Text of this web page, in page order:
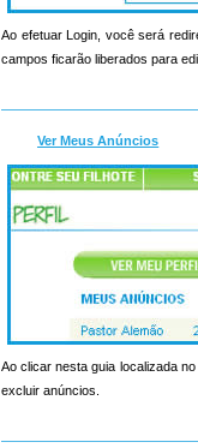
Ao efetuar Login, você será
campos ficarão liberados para
Ver Meus Anúncios
Ao clicar nesta guia localizada
excluir anúncios.